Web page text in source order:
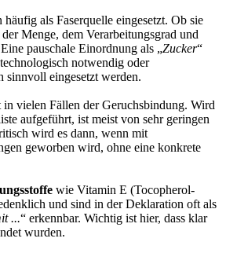
häufig als Faserquelle eingesetzt. Ob sie
Menge, dem Verarbeitungsgrad und
pauschale Einordnung als „Zucker“
notwendig oder
sinnvoll eingesetzt werden.
in vielen Fällen der Geruchsbindung. Wird
aufgeführt, ist meist von sehr geringen
wird es dann, wenn mit
geworben wird, ohne eine konkrete
wie Vitamin E (Tocopherol-
und sind in der Deklaration oft als
...“ erkennbar. Wichtig ist hier, dass klar
wurden.